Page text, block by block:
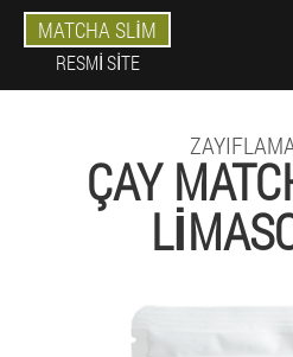
MATCHA SLIM
RESMI SITE
ÇAY